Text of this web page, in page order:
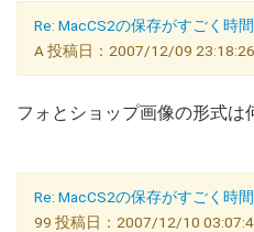
Re: MacCS2の保存がすごく時
A 投稿日：2007/12/09 23:18:26
フォとショップ画像の形式は
Re: MacCS2の保存がすごく時
99 投稿日：2007/12/10